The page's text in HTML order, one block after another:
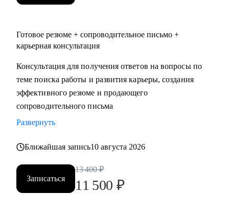
• HR ( управление персоналом)
• продажи
• спорт
• туризм
Готовое резюме + сопроводительное письмо +
карьерная консультация
Консультация для получения ответов на вопросы по
теме поиска работы и развития карьеры, создания
эффективного резюме и продающего
сопроводительного письма
Развернуть
Ближайшая запись10 августа 2026
Записаться
13 400 ₽
11 500 ₽